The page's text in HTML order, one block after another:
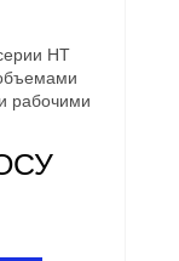
HT
рабочими